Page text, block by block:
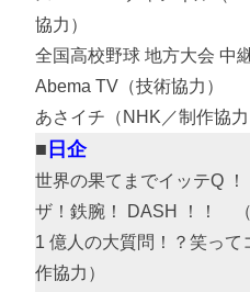
協力）
全国高校野球 地方大会 中
Abema TV（技術協力）
あさイチ（NHK／制作協力
日企
世界の果てまでイッテQ
ザ！鉄腕！ DASH ！！ （
1 億人の大質問！？笑っ
作協力）